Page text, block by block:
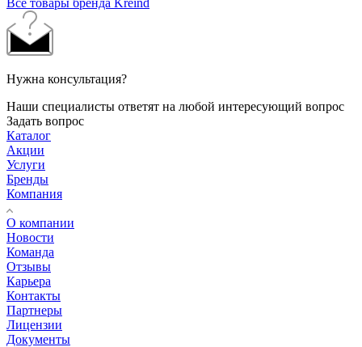
Нужна консультация?
Наши специалисты ответят на любой интересующий вопрос
Задать вопрос
Каталог
Акции
Услуги
Бренды
Компания
О компании
Новости
Команда
Отзывы
Карьера
Контакты
Партнеры
Лицензии
Документы